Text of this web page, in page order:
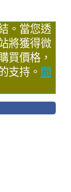
。當您透
將獲得微
買價格，
支持。 問